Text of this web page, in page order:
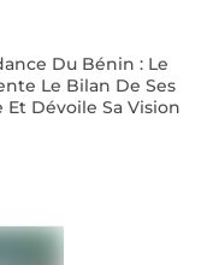
Du Bénin : Le
Le Bilan De Ses
Dévoile Sa Vision